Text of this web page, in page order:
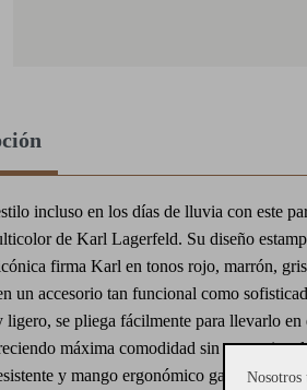
incluso en los días de lluvia con este
de Karl Lagerfeld. Su diseño
firma Karl en tonos rojo, marrón,
un accesorio tan funcional como
ligero, se pliega fácilmente para llevarlo en
máxima comodidad sin renunciar
y mango ergonómico garantizan
Nosotros